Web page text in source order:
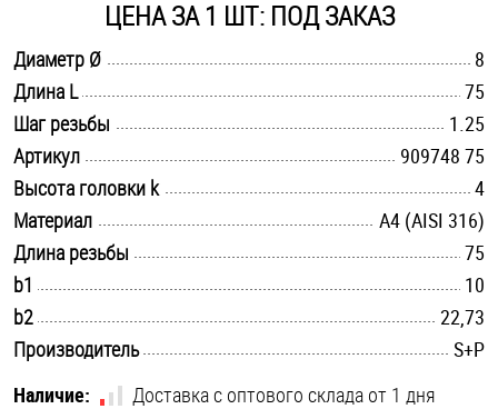
Саморезы и шурупы
Стопорные кольца
Такелаж
Хомуты
Шпильки
Шплинты
ЦЕНА ЗА 1 ШТ: ПОД ЗАКАЗ
Диаметр Ø
8
Длина L
75
Шаг резьбы
1.25
Артикул
909748 75
Высота головки k
4
Материал
A4 (AISI 316)
Длина резьбы
75
b1
10
b2
22,73
Производитель
S+P
Наличие:
Доставка с оптового склада от 1 дня